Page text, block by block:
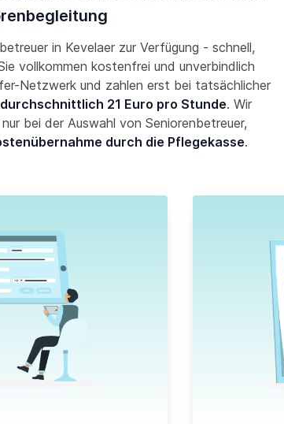
in Kevelaer zur Verfügung - schnell,
vollkommen kostenfrei und unverbindlich
Netzwerk und zahlen erst bei tatsächlicher
21 Euro pro Stunde. Wir
bei der Auswahl von Seniorenbetreuer,
durch die Pflegekasse.